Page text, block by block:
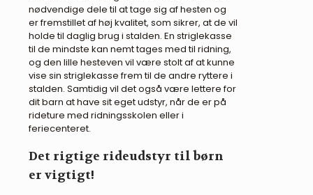
nødvendige dele til at tage sig af hesten og
er fremstillet af høj kvalitet, som sikrer, at de vil
holde til daglig brug i stalden. En striglekasse
til de mindste kan nemt tages med til ridning,
og den lille hesteven vil være stolt af at kunne
vise sin striglekasse frem til de andre ryttere i
stalden. Samtidig vil det også være lettere for
dit barn at have sit eget udstyr, når de er på
rideture med ridningsskolen eller i
feriecenteret.
Det rigtige rideudstyr til børn
er vigtigt!